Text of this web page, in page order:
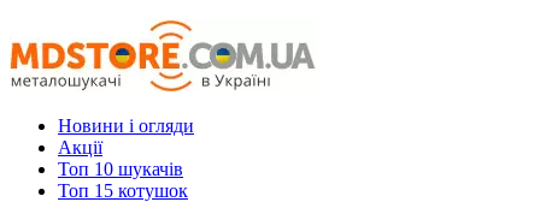
Новини і огляди
Акції
Топ 10 шукачів
Топ 15 котушок